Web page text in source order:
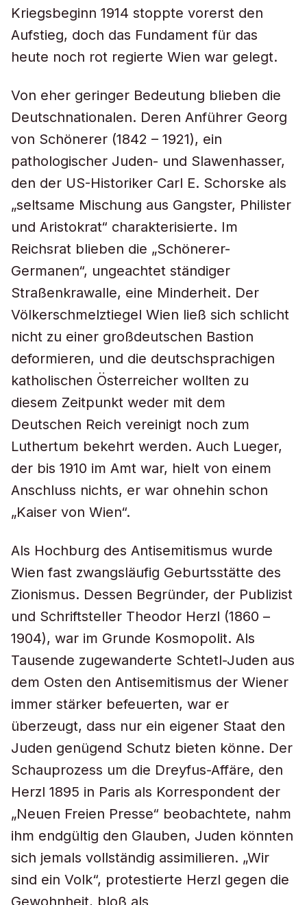
Kriegsbeginn 1914 stoppte vorerst den
Aufstieg, doch das Fundament für das
heute noch rot regierte Wien war gelegt.
Von eher geringer Bedeutung blieben die
Deutschnationalen. Deren Anführer Georg
von Schönerer (1842 – 1921), ein
pathologischer Juden- und Slawenhasser,
den der US-Historiker Carl E. Schorske als
„seltsame Mischung aus Gangster, Philister
und Aristokrat“ charakterisierte. Im
Reichsrat blieben die „Schönerer-
Germanen“, ungeachtet ständiger
Straßenkrawalle, eine Minderheit. Der
Völkerschmelztiegel Wien ließ sich schlicht
nicht zu einer großdeutschen Bastion
deformieren, und die deutschsprachigen
katholischen Österreicher wollten zu
diesem Zeitpunkt weder mit dem
Deutschen Reich vereinigt noch zum
Luthertum bekehrt werden. Auch Lueger,
der bis 1910 im Amt war, hielt von einem
Anschluss nichts, er war ohnehin schon
„Kaiser von Wien“.
Als Hochburg des Antisemitismus wurde
Wien fast zwangsläufig Geburtsstätte des
Zionismus. Dessen Begründer, der Publizist
und Schriftsteller Theodor Herzl (1860 –
1904), war im Grunde Kosmopolit. Als
Tausende zugewanderte Schtetl-Juden aus
dem Osten den Antisemitismus der Wiener
immer stärker befeuerten, war er
überzeugt, dass nur ein eigener Staat den
Juden genügend Schutz bieten könne. Der
Schauprozess um die Dreyfus-Affäre, den
Herzl 1895 in Paris als Korrespondent der
„Neuen Freien Presse“ beobachtete, nahm
ihm endgültig den Glauben, Juden könnten
sich jemals vollständig assimilieren. „Wir
sind ein Volk“, protestierte Herzl gegen die
Gewohnheit, bloß als